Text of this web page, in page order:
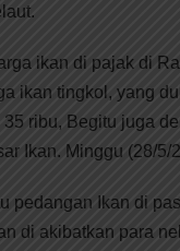
ikan di pajak di
ikan tingkol, yang
ribu, Begitu juga
Ikan. Minggu (28/5/
pedangan Ikan di
di akibatkan para